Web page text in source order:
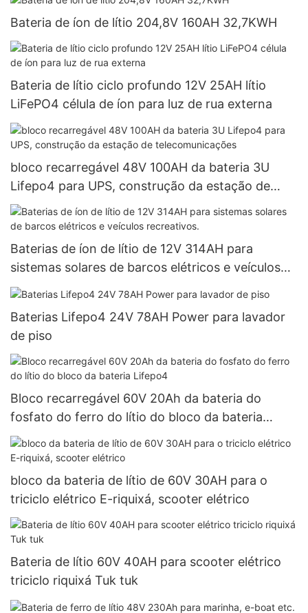
Bateria de íon de lítio 204,8V 160AH 32,7KWH
Bateria de lítio ciclo profundo 12V 25AH lítio
LiFePO4 célula de íon para luz de rua externa
bloco recarregável 48V 100AH ​​da bateria 3U
Lifepo4 para UPS, construção da estação de
telecomunicações
Baterias de íon de lítio de 12V 314AH para
sistemas solares de barcos elétricos e veículos
recreativos.
Baterias Lifepo4 24V 78AH Power para lavador
de piso
Bloco recarregável 60V 20Ah da bateria do
fosfato do ferro do lítio do bloco da bateria
Lifepo4
bloco da bateria de lítio de 60V 30AH para o
triciclo elétrico E-riquixá, scooter elétrico
Bateria de lítio 60V 40AH para scooter elétrico
triciclo riquixá Tuk tuk